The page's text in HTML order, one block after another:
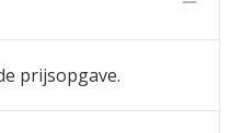
prijsopgave.